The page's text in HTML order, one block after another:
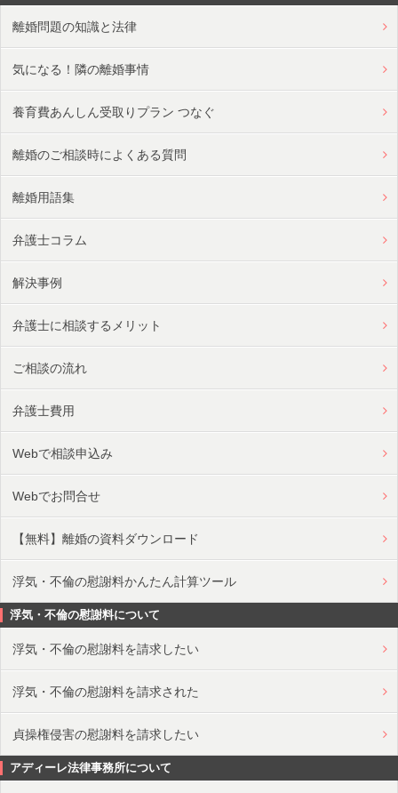
離婚問題の知識と法律
気になる！隣の離婚事情
養育費あんしん受取りプラン つなぐ
離婚のご相談時によくある質問
離婚用語集
弁護士コラム
解決事例
弁護士に相談するメリット
ご相談の流れ
弁護士費用
Webで相談申込み
Webでお問合せ
【無料】離婚の資料ダウンロード
浮気・不倫の慰謝料かんたん計算ツール
浮気・不倫の慰謝料について
浮気・不倫の慰謝料を請求したい
浮気・不倫の慰謝料を請求された
貞操権侵害の慰謝料を請求したい
アディーレ法律事務所について